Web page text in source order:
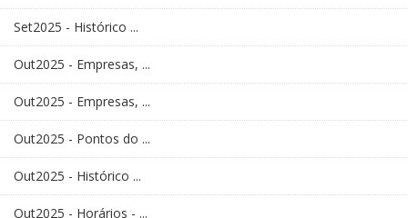
Set2025 - Histórico ...
Out2025 - Empresas, ...
Out2025 - Empresas, ...
Out2025 - Pontos do ...
Out2025 - Histórico ...
Out2025 - Horários - ...